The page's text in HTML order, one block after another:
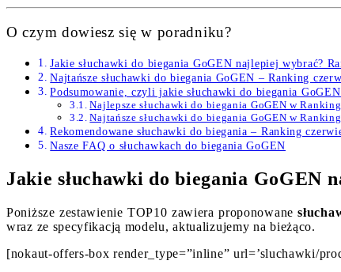
O czym dowiesz się w poradniku?
Jakie słuchawki do biegania GoGEN najlepiej wybrać?
Najtańsze słuchawki do biegania GoGEN – Ranking
Podsumowanie, czyli jakie słuchawki do biegania GoGEN
Najlepsze słuchawki do biegania GoGEN w
Najtańsze słuchawki do biegania GoGEN w
Rekomendowane słuchawki do biegania – Ranking
Nasze FAQ o słuchawkach do biegania GoGEN
Jakie słuchawki do biegania GoGEN
Poniższe zestawienie TOP10 zawiera proponowane
wraz ze specyfikacją modelu, aktualizujemy na bieżąco.
[nokaut-offers-box render_type=”inline” url=’sluchawki/